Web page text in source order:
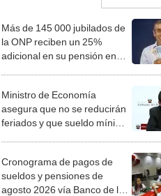
Más de 145 000 jubilados de
la ONP reciben un 25%
adicional en su pensión en
Ministro de Economía
asegura que no se reducirán
feriados y que sueldo mínimo
Cronograma de pagos de
sueldos y pensiones de
agosto 2026 vía Banco de la